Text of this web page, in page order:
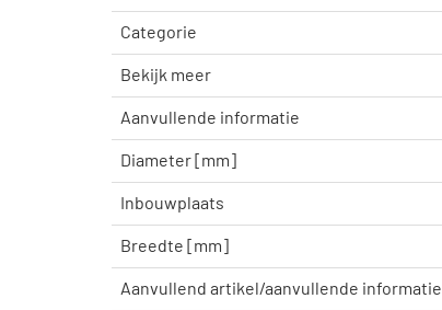
Categorie
Bekijk meer
Aanvullende informatie
Diameter [mm]
Inbouwplaats
Breedte [mm]
Aanvullend artikel/aanvullende informatie